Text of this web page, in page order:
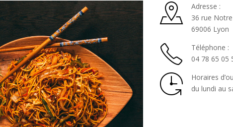
Adresse :
36 rue
69006 Lyon
Téléphone :
04 78 65 05
Horaires
du lundi au